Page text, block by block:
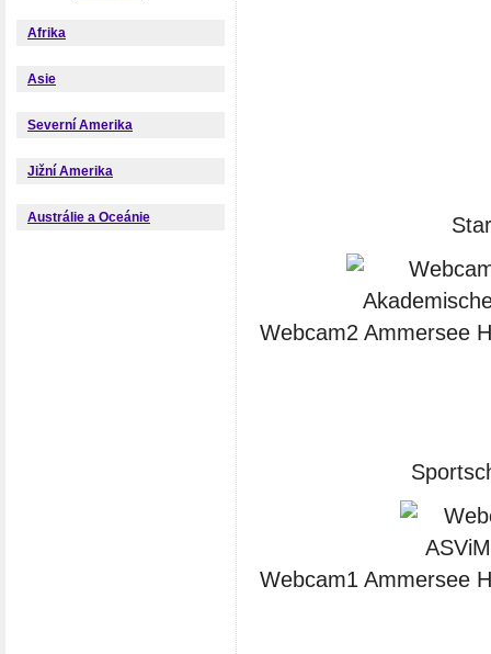
Afrika
Asie
Severní Amerika
Jižní Amerika
Austrálie a Oceánie
Webcam2 Ammersee
Webcam1 Ammersee